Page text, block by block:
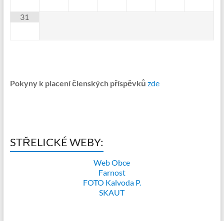
31
Pokyny k placení členských příspěvků zde
STŘELICKÉ WEBY:
Web Obce
Farnost
FOTO Kalvoda P.
SKAUT